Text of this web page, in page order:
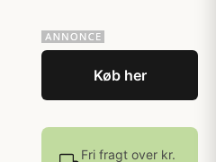
Køb her
Fri fragt over kr.